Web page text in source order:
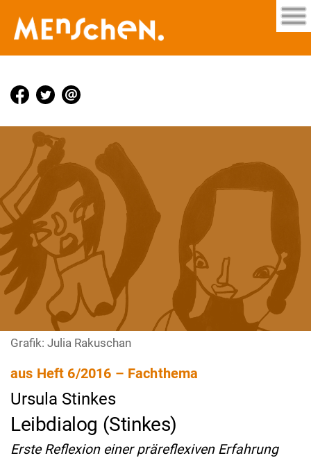
Grafik: Julia Rakuschan
aus Heft 6/2016 – Fachthema
Ursula Stinkes
Leibdialog (Stinkes)
Erste Reflexion einer präreflexiven Erfahrung